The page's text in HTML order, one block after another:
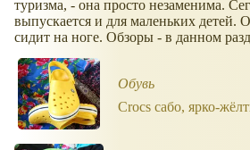
туризма, - она просто незаменима.
выпускается и для маленьких детей.
сидит на ноге. Обзоры - в данном
Обувь
Crocs сабо, ярко-